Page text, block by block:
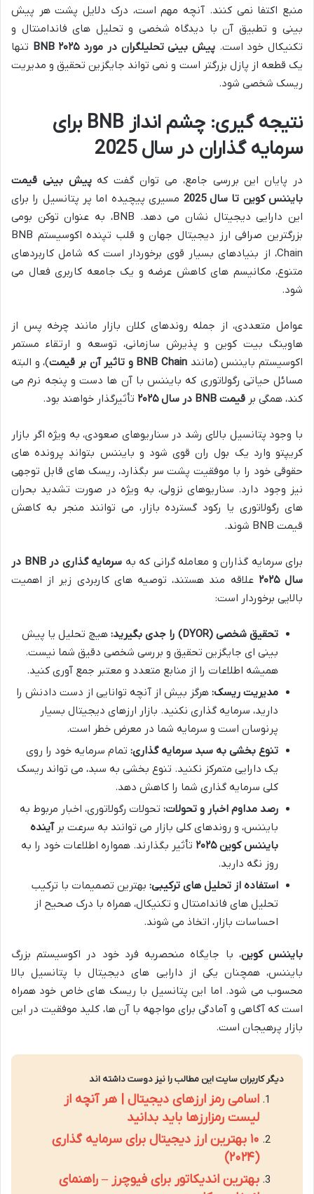
منبع اکتفا نمی کنند. آنچه مهم است، درک دلایل پشت هر پیش
بینی و تطبیق آن با دیدگاه شخصی و تحلیل های فاندامنتال و
تکنیکال خود است.پیش بینی تحلیلگران در مورد BNB ۲۰۲۵
تنها
یک قطعه از پازل بزرگتر است و نمی تواند جایگزین تحقیق و مدیریت
ریسک شخصی شود.
نتیجه گیری: چشم انداز BNB برای
سرمایه گذاران در سال 2025
در پایان این بررسی جامع، می توان گفت کهپیش بینی قیمت
بایننس کوین تا سال 2025
مسیری پیچیده اما پر پتانسیل را برای
این دارایی دیجیتال نشان می دهد. BNB، به عنوان توکن بومی
بزرگترین صرافی ارز دیجیتال جهان و قلب تپنده اکوسیستم BNB
Chain، از بنیادهای بسیار قوی برخوردار است که شامل کاربردهای
متنوع، مکانیسم های کاهش عرضه و یک جامعه کاربری فعال می
شود.
عوامل متعددی، از جمله روندهای کلان بازار مانند چرخه پس از
هاوینگ بیت کوین و پذیرش سازمانی، توسعه و ارتقاء مستمر
اکوسیستم بایننس (مانند BNB Chain و تاثیر آن بر قیمت
)، و البته
مسائل حیاتی رگولاتوری که بایننس با آن ها دست و پنجه نرم می
کند، همگی بر قیمت BNB در سال ۲۰۲۵ تأثیرگذار خواهند بود.
با وجود پتانسیل بالای رشد در سناریوهای صعودی، به ویژه اگر بازار
کریپتو وارد یک بول ران قوی شود و بایننس بتواند پرونده های
حقوقی خود را با موفقیت پشت سر بگذارد، ریسک های قابل توجهی
نیز وجود دارد. سناریوهای نزولی، به ویژه در صورت تشدید بحران
های رگولاتوری یا رکود گسترده بازار، می توانند منجر به کاهش
قیمت BNB شوند.
برای سرمایه گذاران و معامله گرانی که به
سرمایه گذاری در BNB در
سال ۲۰۲۵
علاقه مند هستند، توصیه های کاربردی زیر از اهمیت
بالایی برخوردار است:
تحقیق شخصی (DYOR) را جدی بگیرید:
هیچ تحلیل یا پیش
بینی ای جایگزین تحقیق و بررسی شخصی دقیق شما نیست.
همیشه اطلاعات را از منابع متعدد و معتبر جمع آوری کنید.
مدیریت ریسک: هرگز بیش از آنچه توانایی از دست دادنش را
دارید، سرمایه گذاری نکنید. بازار ارزهای دیجیتال بسیار
پرنوسان است و سرمایه شما در معرض خطر است.
تنوع بخشی به سبد سرمایه گذاری: تمام سرمایه خود را روی
یک دارایی متمرکز نکنید. تنوع بخشی به سبد، می تواند ریسک
کلی سرمایه گذاری شما را کاهش دهد.
رصد مداوم اخبار و تحولات: تحولات رگولاتوری، اخبار مربوط به
بایننس، و روندهای کلی بازار می توانند به سرعت برآینده
بایننس کوین ۲۰۲۵
تأثیر بگذارند. همواره اطلاعات خود را به
روز نگه دارید.
استفاده از تحلیل های ترکیبی: بهترین تصمیمات با ترکیب
تحلیل های فاندامنتال و تکنیکال، همراه با درک صحیح از
احساسات بازار، اتخاذ می شوند.
بایننس کوین، با جایگاه منحصربه فرد خود در اکوسیستم بزرگ
بایننس، همچنان یکی از دارایی های دیجیتال با پتانسیل بالا
محسوب می شود. اما این پتانسیل با ریسک های خاص خود همراه
است که آگاهی و آمادگی برای مواجهه با آن ها، کلید موفقیت در این
بازار پرهیجان است.
دیگر کاربران سایت این مطالب را نیز دوست داشته اند
اسامی رمز ارزهای دیجیتال | هر آنچه از
لیست رمزارزها باید بدانید
۱۰ بهترین ارز دیجیتال برای سرمایه گذاری
(۲۰۲۴)
بهترین اندیکاتور برای فیوچرز – راهنمای